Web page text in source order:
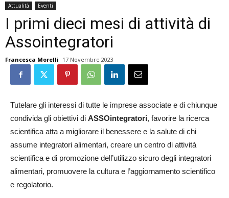
Attualità Eventi
I primi dieci mesi di attività di
Assointegratori
Francesca Morelli 17 Novembre 2023
Tutelare gli interessi di tutte le imprese associate e di chiunque
condivida gli obiettivi di ASSOintegratori, favorire la ricerca
scientifica atta a migliorare il benessere e la salute di chi
assume integratori alimentari, creare un centro di attività
scientifica e di promozione dell’utilizzo sicuro degli integratori
alimentari, promuovere la cultura e l’aggiornamento scientifico
e regolatorio.